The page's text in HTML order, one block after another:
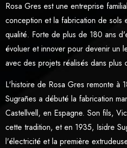
Rosa Gres est une entreprise
conception et la fabrication de sols
qualité. Forte de plus de 180 ans
évoluer et innover pour devenir un
avec des projets réalisés dans plus
L'histoire de Rosa Gres remonte à
Sugrañes a débuté la fabrication
Castellvell, en Espagne. Son fils,
cette tradition, et en 1935, Isidre
l'électricité et la première